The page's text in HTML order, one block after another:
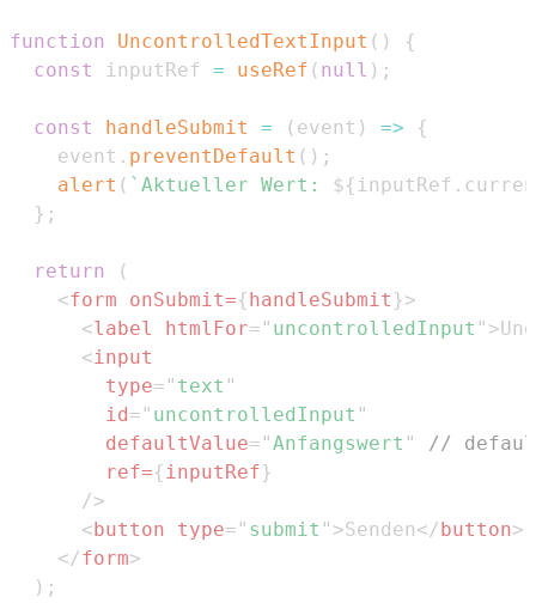
function UncontrolledTextInput ( )
{
const
inputRef = useRef ( null ) ;
const handleSubmit = ( event ) =>
{
    event
. preventDefault ( ) ;
alert ( ` Aktueller Wert: ${inputRef .
} ;
return
(
<form onSubmit={ handleSubmit }>
<label htmlFor= " uncontrolledInput " >
<input
type= " text "
id = " uncontrolledInput "
defaultValue= "Anfangswert "
//
ref={inputRef}
/>
< button type= " submit " >Senden</ button>
</form>
) ;